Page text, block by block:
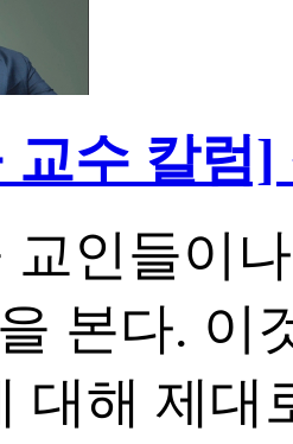
교수 칼럼]
교인들이
본다. 이
대해 제